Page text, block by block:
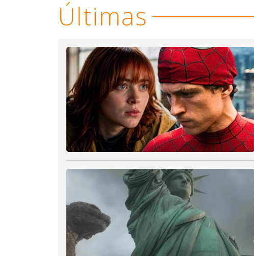
Últimas